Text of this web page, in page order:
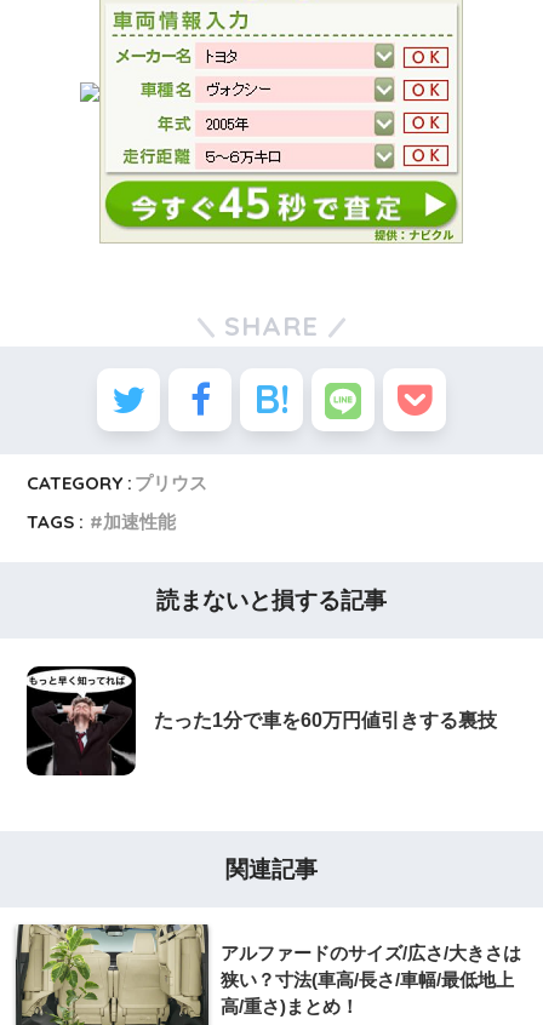
SHARE
CATEGORY : プリウス
TAGS :
加速性能
読まないと損する記事
たった1分で車を60万円値引きする裏技
関連記事
アルファードのサイズ/広さ/大きさは
狭い？寸法(車高/長さ/車幅/最低地上
高/重さ)まとめ！